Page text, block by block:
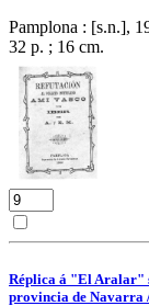
Pamplona : [s.n.],
32 p. ; 16 cm.
Réplica á "El Aralar"
provincia de Navarra